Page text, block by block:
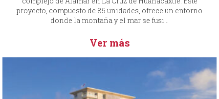
proyecto, compuesto de 85 unidades, ofrece un entorno
donde la montaña y el mar se fusi...
Ver más